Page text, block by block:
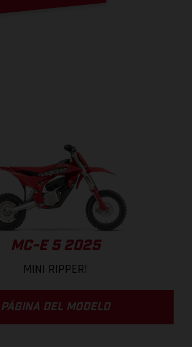
MC-E 5 2025
MINI RIPPER!
PÁGINA DEL MODELO